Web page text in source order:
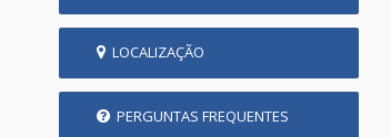
LOCALIZAÇÃO
PERGUNTAS FREQUENTES